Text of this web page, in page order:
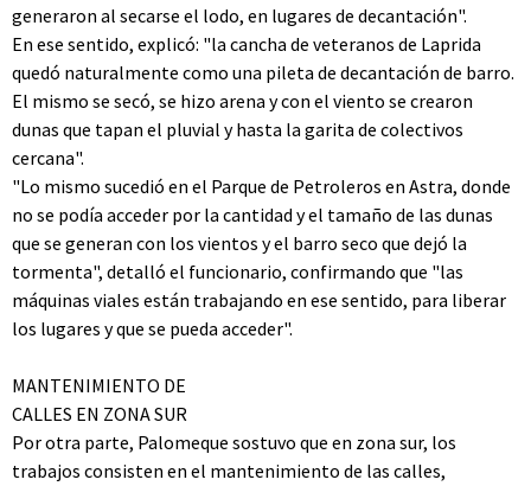
generaron al secarse el lodo, en lugares de decantación".
En ese sentido, explicó: "la cancha de veteranos de Laprida
quedó naturalmente como una pileta de decantación de barro.
El mismo se secó, se hizo arena y con el viento se crearon
dunas que tapan el pluvial y hasta la garita de colectivos
cercana".
"Lo mismo sucedió en el Parque de Petroleros en Astra, donde
no se podía acceder por la cantidad y el tamaño de las dunas
que se generan con los vientos y el barro seco que dejó la
tormenta", detalló el funcionario, confirmando que "las
máquinas viales están trabajando en ese sentido, para liberar
los lugares y que se pueda acceder".
MANTENIMIENTO DE
CALLES EN ZONA SUR
Por otra parte, Palomeque sostuvo que en zona sur, los
trabajos consisten en el mantenimiento de las calles,